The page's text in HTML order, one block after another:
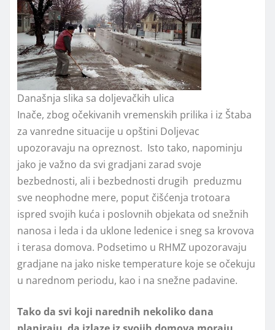
Današnja slika sa doljevačkih ulica
Inače, zbog očekivanih vremenskih prilika i iz Štaba
za vanredne situacije u opštini Doljevac
upozoravaju na opreznost. Isto tako, napominju
jako je važno da svi gradjani zarad svoje
bezbednosti, ali i bezbednosti drugih preduzmu
sve neophodne mere, poput čišćenja trotoara
ispred svojih kuća i poslovnih objekata od snežnih
nanosa i leda i da uklone ledenice i sneg sa krovova
i terasa domova. Podsetimo u RHMZ upozoravaju
gradjane na jako niske temperature koje se očekuju
u narednom periodu, kao i na snežne padavine.
Tako da svi koji narednih nekoliko dana